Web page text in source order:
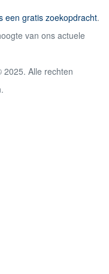
een gratis zoekopdracht.
van ons actuele
2025. Alle rechten